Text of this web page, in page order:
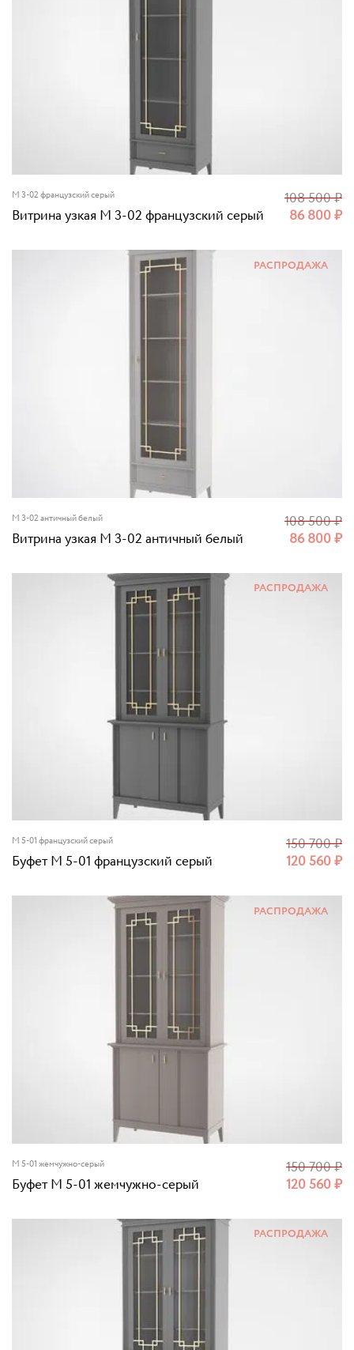
M 3-02 французский серый
Витрина узкая M 3-02 французский серый 86 800₽
108 500₽
M 3-02 античный белый
Витрина узкая M 3-02 античный белый 86 800₽
108 500₽
РАСПРОДАЖА
M 5-01 французский серый
Буфет M 5-01 французский серый 120 560₽
150 700₽
РАСПРОДАЖА
M 5-01 жемчужно-серый
Буфет M 5-01 жемчужно-серый 120 560₽
150 700₽
РАСПРОДАЖА
РАСПРОДАЖА